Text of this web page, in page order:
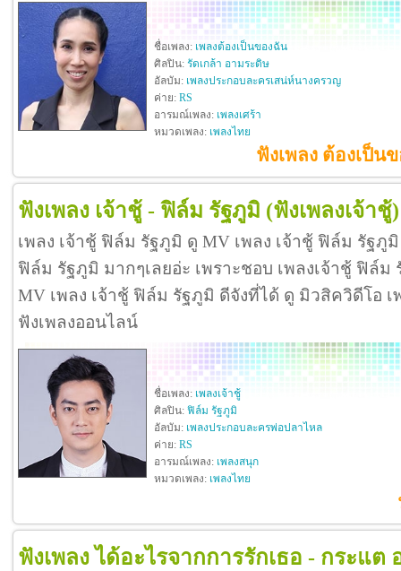
ชื่อเพลง: เพลงต้องเป็นของฉัน
ศิลปิน: รัดเกล้า อามระดิษ
อัลบัม: เพลงประกอบละครเสน่ห์นางครวญ
ค่าย: RS
อารมณ์เพลง: เพลงเศร้า
หมวดเพลง: เพลงไทย
ฟังเพลง ต้องเป็น
ฟังเพลง เจ้าชู้ - ฟิล์ม รัฐภูมิ (ฟังเพลงเจ้าชู้)
เพลง เจ้าชู้ ฟิล์ม รัฐภูมิ ดู MV เพลง เจ้าชู้ ฟิล์ม รัฐภูมิ
ฟิล์ม รัฐภูมิ มากๆเลยอ่ะ เพราะชอบ เพลงเจ้าชู้ ฟิล์
MV เพลง เจ้าชู้ ฟิล์ม รัฐภูมิ ดีจังที่ได้ ดู มิวสิควิดีโอ
ฟังเพลงออนไลน์
ชื่อเพลง: เพลงเจ้าชู้
ศิลปิน: ฟิล์ม รัฐภูมิ
อัลบัม: เพลงประกอบละครพ่อปลาไหล
ค่าย: RS
อารมณ์เพลง: เพลงสนุก
หมวดเพลง: เพลงไทย
ฟังเพลง ได้อะไรจากการรักเธอ - กระแต